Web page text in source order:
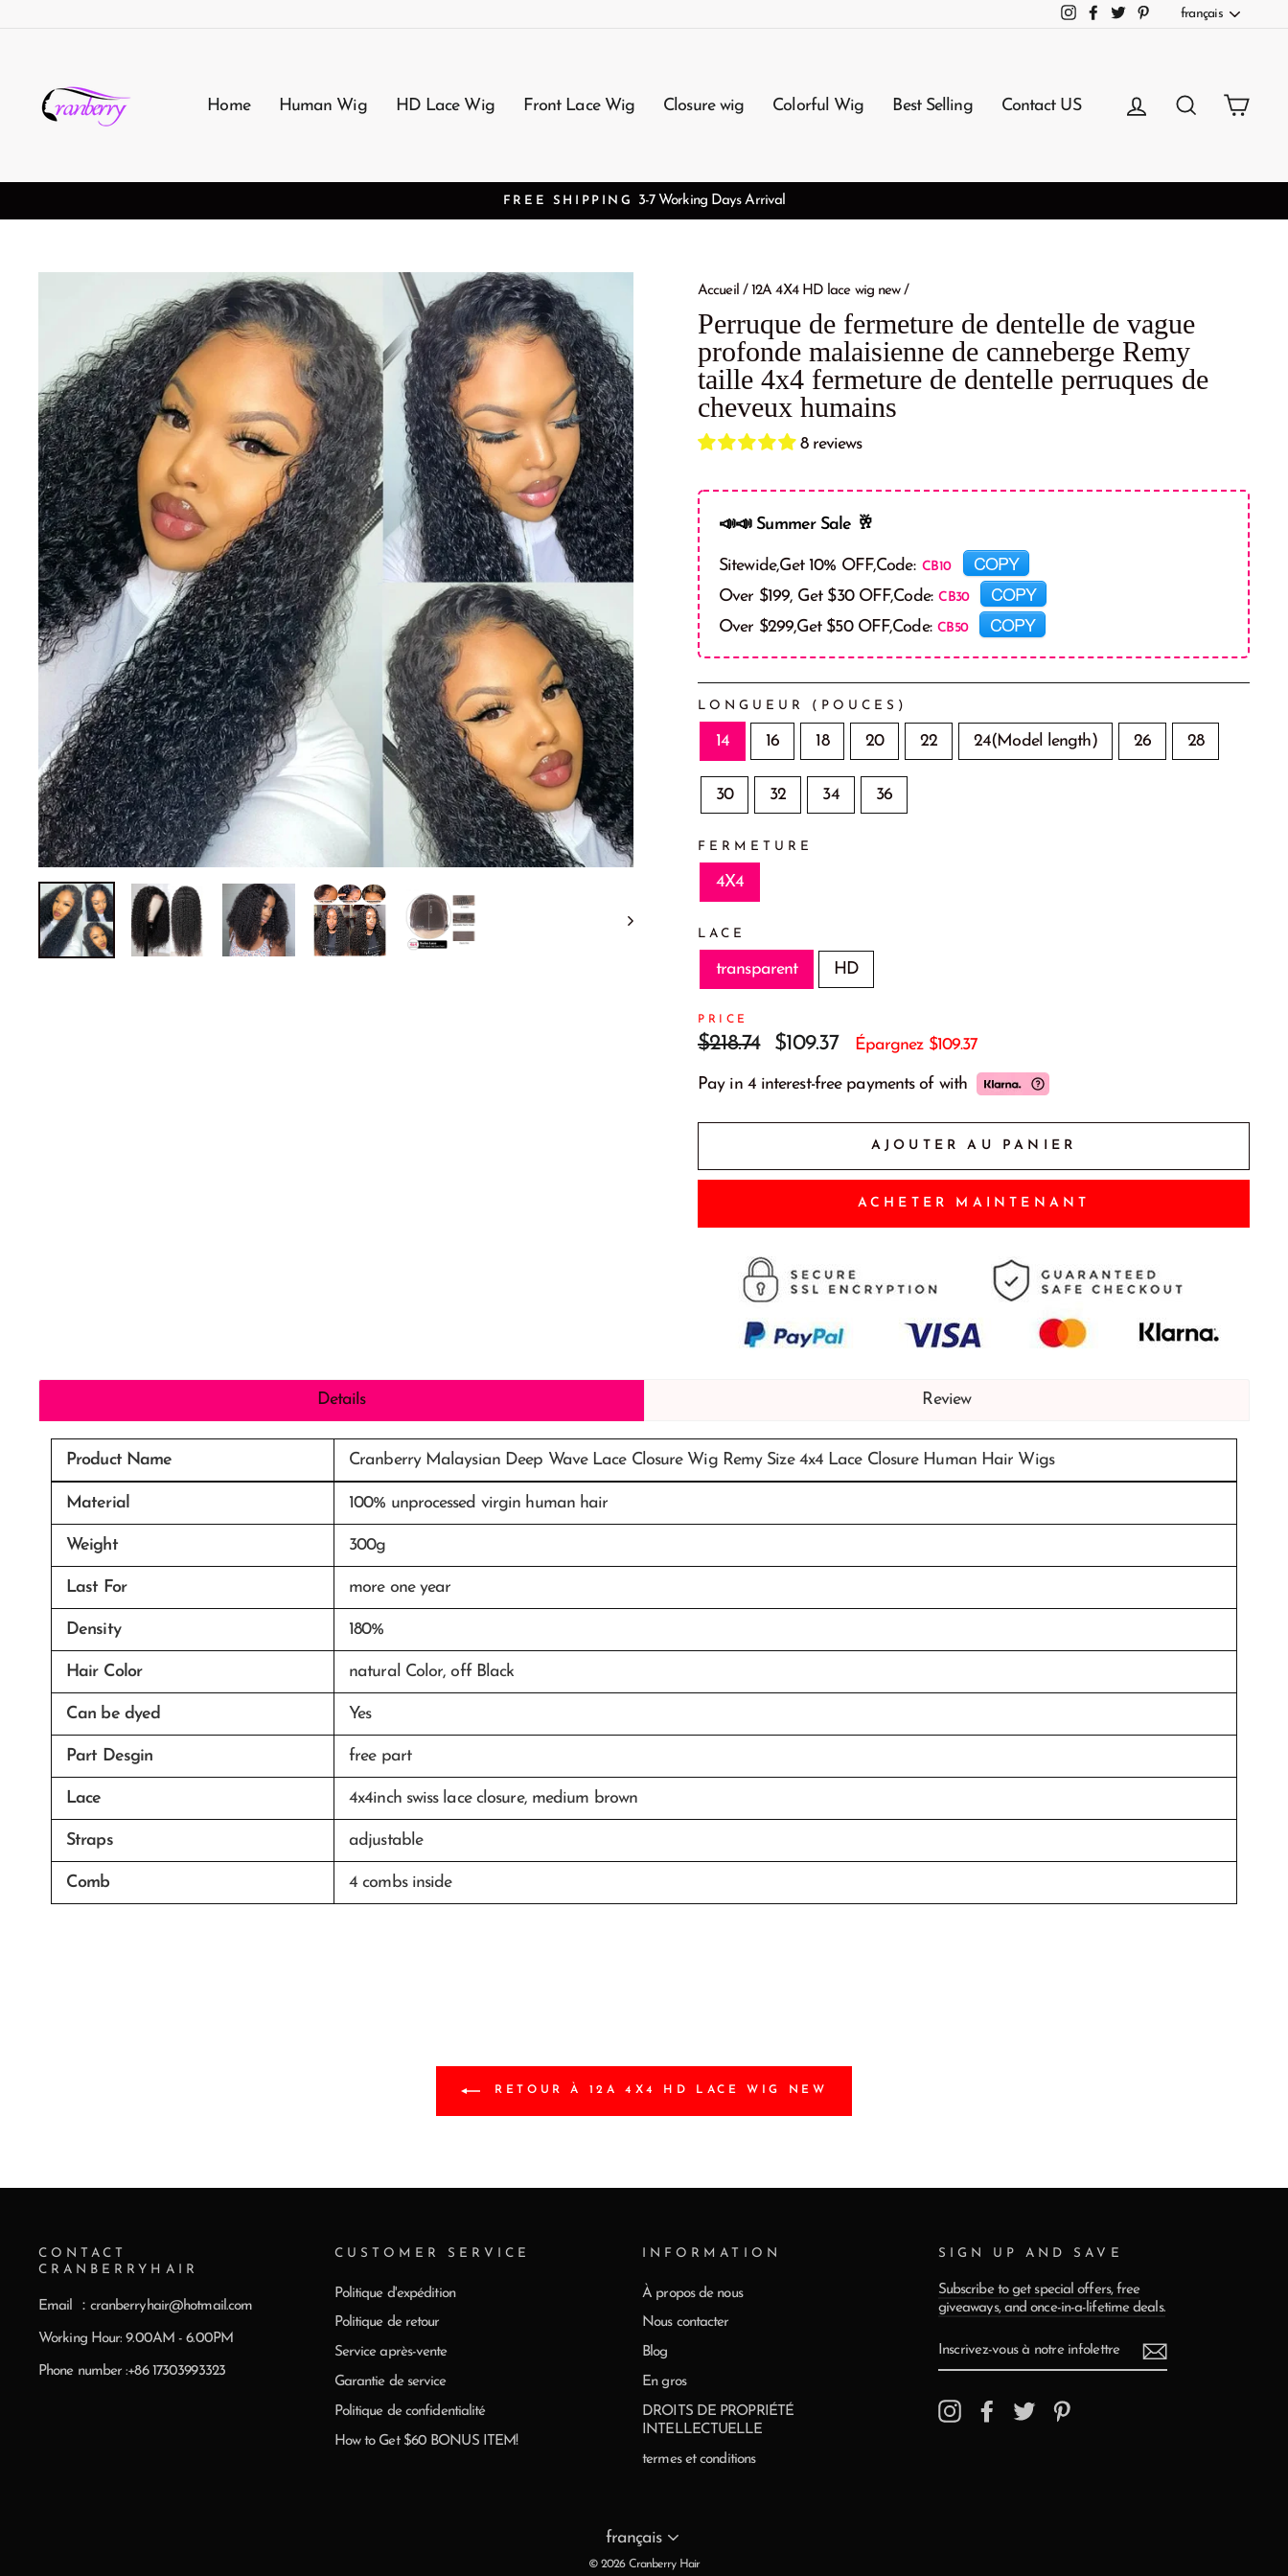
InstagramFacebook
TwitterPinterestLangue
français
Home Human Wig HD Lace Wig Front Lace Wig Closure wig Colorful Wig Best Selling Contact US Se connecterRechercher
3-7 Working Days Arrival
Accueil / 12A 4X4 HD lace wig new /
Perruque de fermeture de dentelle de vague
profonde malaisienne de canneberge Remy
taille 4x4 fermeture de dentelle perruques de
cheveux humains
8 reviews
📣📣 Summer Sale 🥂
Sitewide,Get 10% OFF,Code: COPY
Over $199, Get $30 OFF,Code: COPY
Over $299,Get $50 OFF,Code: COPY
LONGUEUR (POUCES)
14 16 18 20 22 24(Model length) 26 28
30 32 34 36
FERMETURE
4X4
LACE
transparent HD
PRICE
Prix
$218.74
Prix
$109.37 Épargnez $109.37
Pay in 4 interest-free payments ofwith
AJOUTER AU PANIER
ACHETER MAINTENANT
Details Review
Product Name Cranberry Malaysian Deep Wave Lace Closure Wig Remy Size 4x4 Lace Closure Human Hair Wigs
Material 100% unprocessed virgin human hair
Weight 300g
Last For more one year
Density 180%
Hair Color natural Color, off Black
Can be dyed Yes
Part Desgin free part
Lace 4x4inch swiss lace closure, medium brown
Straps adjustable
Comb 4 combs inside
RETOUR À 12A 4X4 HD LACE WIG NEW
CONTACT
CRANBERRYHAIR
Email ：cranberryhair@hotmail.com
Working Hour: 9.00AM - 6.00PM
Phone number :+86 17303993323
CUSTOMER SERVICE
Politique d'expédition
Politique de retour
Service après-vente
Garantie de service
Politique de confidentialité
How to Get $60 BONUS ITEM!
INFORMATION
À propos de nous
Nous contacter
Blog
En gros
DROITS DE PROPRIÉTÉ
INTELLECTUELLE
termes et conditions
SIGN UP AND SAVE
Subscribe to get special offers, free
giveaways, and once-in-a-lifetime deals.
VOUS
InstagramFacebookTwitter
Langue
français
© 2026 Cranberry Hair